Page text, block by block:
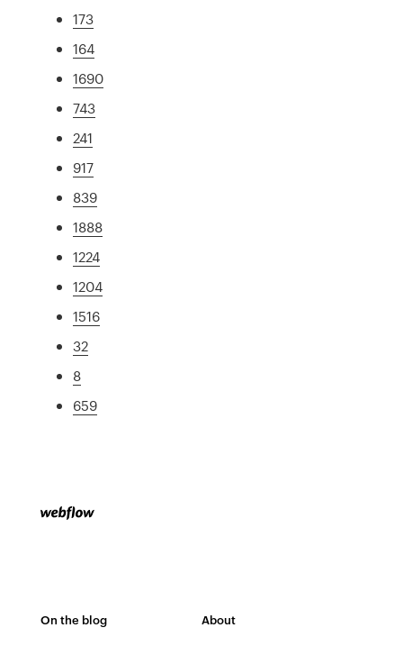
173
164
1690
743
241
917
839
1888
1224
1204
1516
32
8
659
On the blog About